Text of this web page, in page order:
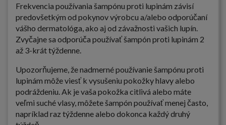
Frekvencia používania šampónu proti lupinám závisí
predovšetkým od pokynov výrobcu a/alebo odporúčaní
vášho dermatológa, ako aj od závažnosti vašich lupín.
Zvyčajne sa odporúča používať šampón proti lupinám 2
až 3-krát týždenne.
Upozorňujeme, že nadmerné používanie šampónu proti
lupinám môže viesť k vysušeniu pokožky hlavy alebo
podráždeniu. Ak je vaša pokožka citlivá alebo máte
veľmi suché vlasy, môžete šampón používať menej často,
napríklad raz týždenne alebo dokonca každý druhý